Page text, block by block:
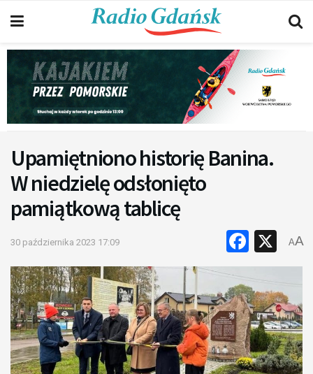
Upamiętniono historię Banina.
W niedzielę odsłonięto
pamiątkową tablicę
30 października 2023 17:09 X
AA